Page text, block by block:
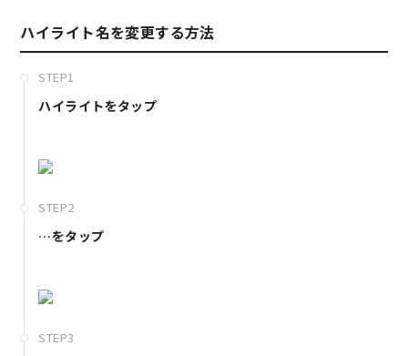
ハイライト名を変更する方法
STEP1
ハイライトをタップ
STEP2
…をタップ
STEP3